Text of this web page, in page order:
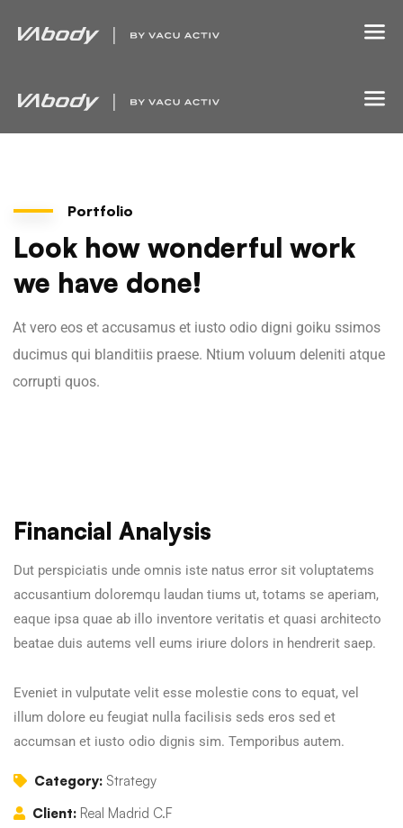
Portfolio
Look how wonderful work
we have done!
At vero eos et accusamus et iusto odio digni goiku ssimos
ducimus qui blanditiis praese. Ntium voluum deleniti atque
corrupti quos.
Financial Analysis
Dut perspiciatis unde omnis iste natus error sit voluptatems
accusantium doloremqu laudan tiums ut, totams se aperiam,
eaque ipsa quae ab illo inventore veritatis et quasi architecto
beatae duis autems vell eums iriure dolors in hendrerit saep.
Eveniet in vulputate velit esse molestie cons to equat, vel
illum dolore eu feugiat nulla facilisis seds eros sed et
accumsan et iusto odio dignis sim. Temporibus autem.
Category: Strategy
Client: Real Madrid C.F